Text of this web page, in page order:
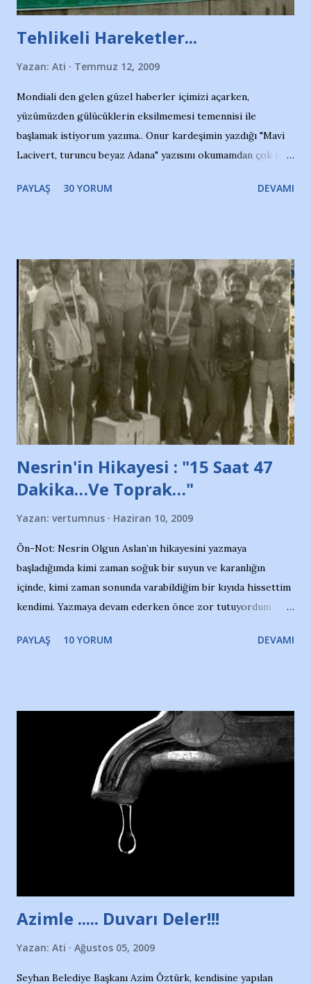
Tehlikeli Hareketler...
Yazan: Ati Temmuz 12, 2009
Mondiali den gelen güzel haberler içimizi açarken,
yüzümüzden gülücüklerin eksilmemesi temennisi ile
başlamak istiyorum yazıma.. Onur kardeşimin yazdığı "Mavi
Lacivert, turuncu beyaz Adana" yazısını okumamdan çok kısa
irkildim.. "Bursasporlu taraftarlar, İstanbul takımlarının
ve ürünlerini Bursa şehrinde görmek istemediklerini bir
protesto eylemiyle açıkladıklarını bildiriyordu.. Bu grup
adına açıklama yapan şahsı muhterem(!) ''Açık ve net olarak
söylüyoruz. Bu son uyarımızdır. Bunun yanısıra, bu takımlara
ait tanıtıcı ilanların asılmasına izin veren Bursa Büyükşehir
Belediyesi ile mağazaların bulunduğu alışveriş merkezlerini
de kınıyoruz'' diye de eklemiş .. Blogumuzda okuduğum bu
yazının hemen ardından bu habe...
PAYLAŞ 30 YORUM DEVAMI
Nesrin'in Hikayesi : "15 Saat 47
Dakika…Ve Toprak…"
Yazan: vertumnus Haziran 10, 2009
Ön-Not: Nesrin Olgun Aslan’ın hikayesini yazmaya
başladığımda kimi zaman soğuk bir suyun ve karanlığın
içinde, kimi zaman sonunda varabildiğim bir kıyıda hissettim
kendimi. Yazmaya devam ederken önce zor tutuyordum
Yazımı, ağlayarak bitirebildim ancak…Kendisinin web
Nesrin’in Hikayesi’ne başlıyorum… 1964 Adana Yüzme
havuzunun kenarında 7 yaşında kara kuru bir kız çocuğu
duruyor. Havuzun içinde Adana Demirspor Kulübü
yüzücüleri. Erkekler çoğunlukta. Küçük kız etrafına bakıyor.
Sadece 4 kız çocuğu var. Nesrin, Adana Demirspor’un 4
kızından biri oluyor o gün…Giriyor havuza. 1973 – 1975
Adana Nesrin, 16 yaşında. Yüzüyor. 7 yaşında girdiği
Türkiye 3.lüğü var. 17 yaşında mar...
PAYLAŞ 10 YORUM DEVAMI
Azimle ..... Duvarı Deler!!!
Yazan: Ati Ağustos 05, 2009
Seyhan Belediye Başkanı Azim Öztürk, kendisine yapılan